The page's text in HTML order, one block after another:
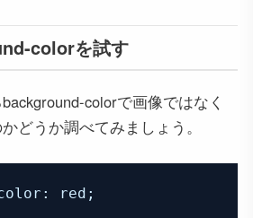
colorを試す
colorで画像ではなく
どうか調べてみましょう。
color: red;